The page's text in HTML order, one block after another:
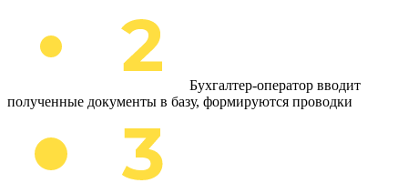
Бухгалтер-оператор вводит
полученные документы в базу, формируются проводки